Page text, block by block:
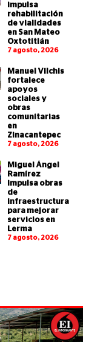
impulsa
rehabilitación
de vialidades
en San Mateo
Oxtotitlán
7 agosto, 2026
Manuel Vilchis
fortalece
apoyos
sociales y
obras
comunitarias
en
Zinacantepec
7 agosto, 2026
Miguel Ángel
Ramírez
impulsa obras
de
infraestructura
para mejorar
servicios en
Lerma
7 agosto, 2026